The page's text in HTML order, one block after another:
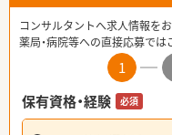
コンサルタントへ求人情報を
薬局・病院等への直接応募では
1
保有資格・経験
必須